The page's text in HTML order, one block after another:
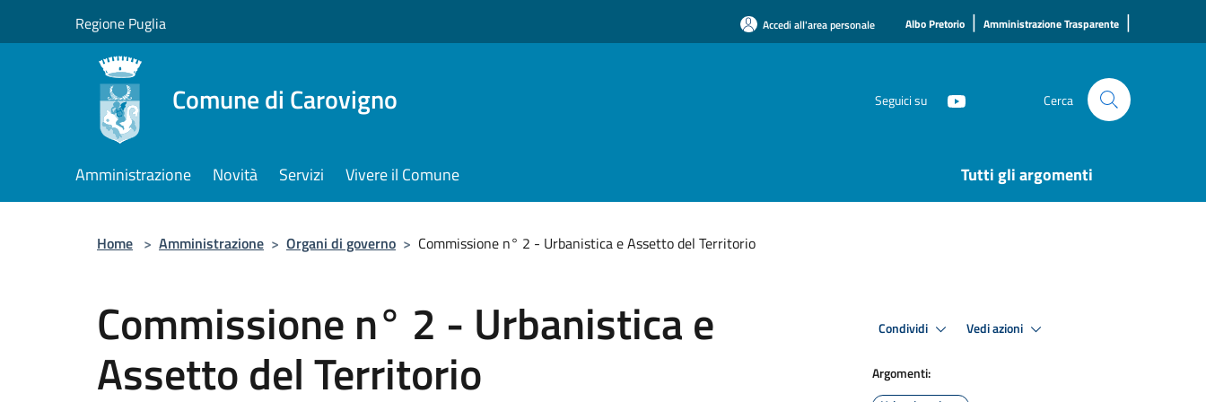
Regione Puglia Accedi all'area personale Albo Pretorio | Amministrazione Trasparente |
Comune di Carovigno Seguici su Cerca
Amministrazione Novità Servizi Vivere il Comune Tutti gli argomenti
Home > Amministrazione > Organi di governo > Commissione n° 2 - Urbanistica e Assetto del Territorio
Commissione n° 2 - Urbanistica e
Assetto del Territorio
Condividi Vedi azioni
Argomenti: